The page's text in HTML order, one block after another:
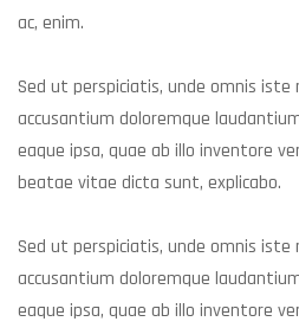
ac, enim.
Sed ut perspiciatis, unde omnis
accusantium doloremque
eaque ipsa, quae ab illo inventore
beatae vitae dicta sunt, explicabo.
Sed ut perspiciatis, unde omnis
accusantium doloremque
eaque ipsa, quae ab illo inventore